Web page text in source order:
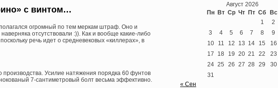
с винтом…
огромный по тем меркам штраф. Оно и
отсутствовали :)). Как и вообще какие-либо
речь идет о средневековых «киллерах», в
производства. Усилие натяжения порядка 60 фунтов
7-сантиметровый болт весьма эффективно.
Август 2026
Пн Вт Ср Чт Пт Сб Вс
1
2
3
4 5 6 7 8
9
10
11 12 13 14 15
16
17
18 19 20 21 22
23
24 25 26 27 28 29
30
31
« Сен